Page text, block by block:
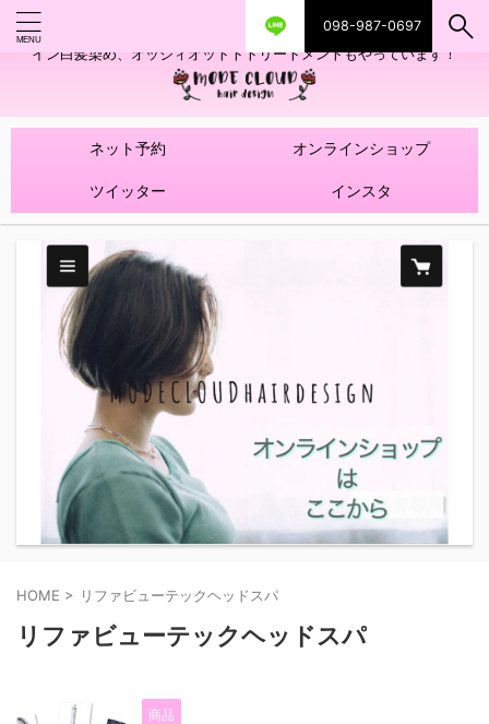
098-987-0697
艶ツヤヘアカラー！髪質改善トリートメントやハイライトを使ったデザ
イン白髪染め、オッジィオットトトリートメントもやっています！
ネット予約 オンラインショップ
ツイッター インスタ
HOME > リファビューテックヘッドスパ
リファビューテックヘッドスパ
商品